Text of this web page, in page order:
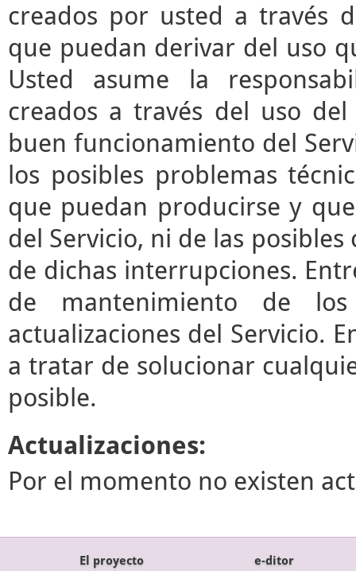
creados por usted a través
que puedan derivar del uso
Usted asume la
creados a través del uso
buen funcionamiento del
los posibles problemas
que puedan producirse y
del Servicio, ni de las
de dichas interrupciones.
de mantenimiento de
actualizaciones del Servicio.
a tratar de solucionar
posible.
Actualizaciones:
Por el momento no existen
El proyecto e-ditor